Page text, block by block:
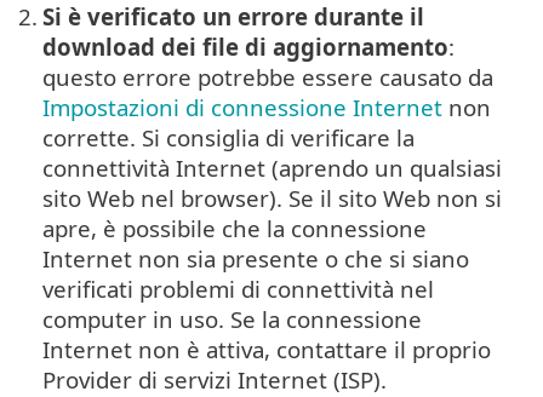
2. Si è verificato un errore durante il
download dei file di aggiornamento:
questo errore potrebbe essere causato da
Impostazioni di connessione Internet non
corrette. Si consiglia di verificare la
connettività Internet (aprendo un qualsiasi
sito Web nel browser). Se il sito Web non si
apre, è possibile che la connessione
Internet non sia presente o che si siano
verificati problemi di connettività nel
computer in uso. Se la connessione
Internet non è attiva, contattare il proprio
Provider di servizi Internet (ISP).